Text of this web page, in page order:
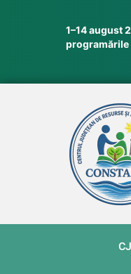
1–14 august
programările